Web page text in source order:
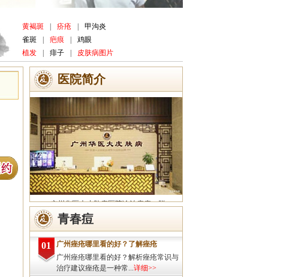
黄褐斑 疥疮
甲沟炎
雀斑
疤痕
鸡眼
植发
痱子 皮肤病图片
医院简介
广州华医大皮肤病医院诊治痤疮、脱
发、灰指甲、荨麻疹、湿疹、皮炎、斑秃、
皮肤过敏、扁平疣、带状疱疹、皮肤瘙痒、
皮肤过敏等皮肤疾病的治疗方面...详细>>
青春痘
01
广州痤疮哪里看的好？了解痤疮
广州痤疮哪里看的好？解析痤疮常识与
治疗建议痤疮是一种常...详细>>